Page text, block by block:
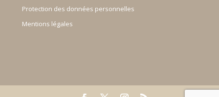
Protection des données personnelles
Mentions légales